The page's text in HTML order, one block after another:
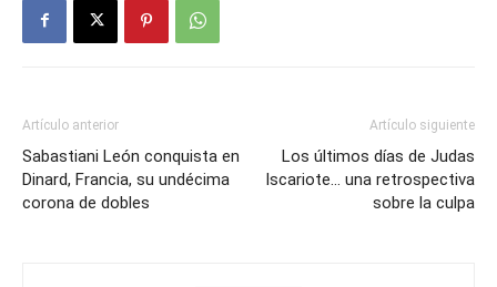
Artículo anterior
Sabastiani León conquista en
Dinard, Francia, su undécima
corona de dobles
Artículo siguiente
Los últimos días de Judas
Iscariote… una retrospectiva
sobre la culpa